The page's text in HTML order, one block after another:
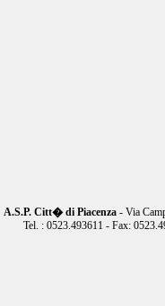
A.S.P. Citt� di Piacenza - Via
Tel. : 0523.493611 - Fax: